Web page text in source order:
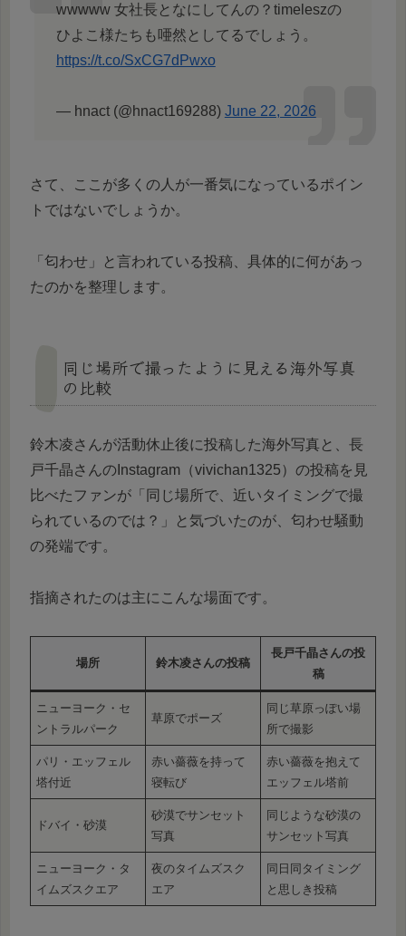
wwwww 女社長となにしてんの？timeleszの
ひよこ様たちも唖然としてるでしょう。
https://t.co/SxCG7dPwxo
— hnact (@hnact169288) June 22, 2026
さて、ここが多くの人が一番気になっているポイン
トではないでしょうか。
「匂わせ」と言われている投稿、具体的に何があっ
たのかを整理します。
同じ場所で撮ったように見える海外写真
の比較
鈴木凌さんが活動休止後に投稿した海外写真と、長
戸千晶さんのInstagram（vivichan1325）の投稿を見
比べたファンが「同じ場所で、近いタイミングで撮
られているのでは？」と気づいたのが、匂わせ騒動
の発端です。
指摘されたのは主にこんな場面です。
場所 鈴木凌さんの投稿
長戸千晶さんの投
稿
ニューヨーク・セ
ントラルパーク
草原でポーズ
同じ草原っぽい場
所で撮影
パリ・エッフェル
塔付近
赤い薔薇を持って
寝転び
赤い薔薇を抱えて
エッフェル塔前
ドバイ・砂漠
砂漠でサンセット
写真
同じような砂漠の
サンセット写真
ニューヨーク・タ
イムズスクエア
夜のタイムズスク
エア
同日同タイミング
と思しき投稿